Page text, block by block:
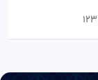
123